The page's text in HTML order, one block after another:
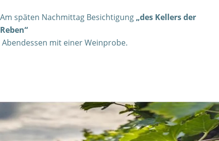
Am späten Nachmittag Besichtigung „des Kellers der
Reben“
Abendessen mit einer Weinprobe.